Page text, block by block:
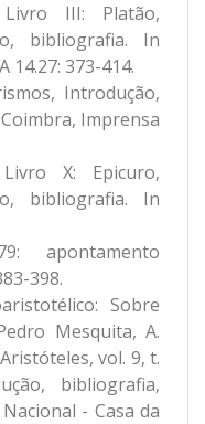
Livro III: Platão,
bibliografia. In
14.27: 373-414.
Introdução,
Imprensa
X: Epicuro,
bibliografia. In
apontamento
398.
Sobre
Mesquita, A.
vol. 9, t.
bibliografia,
- Casa da